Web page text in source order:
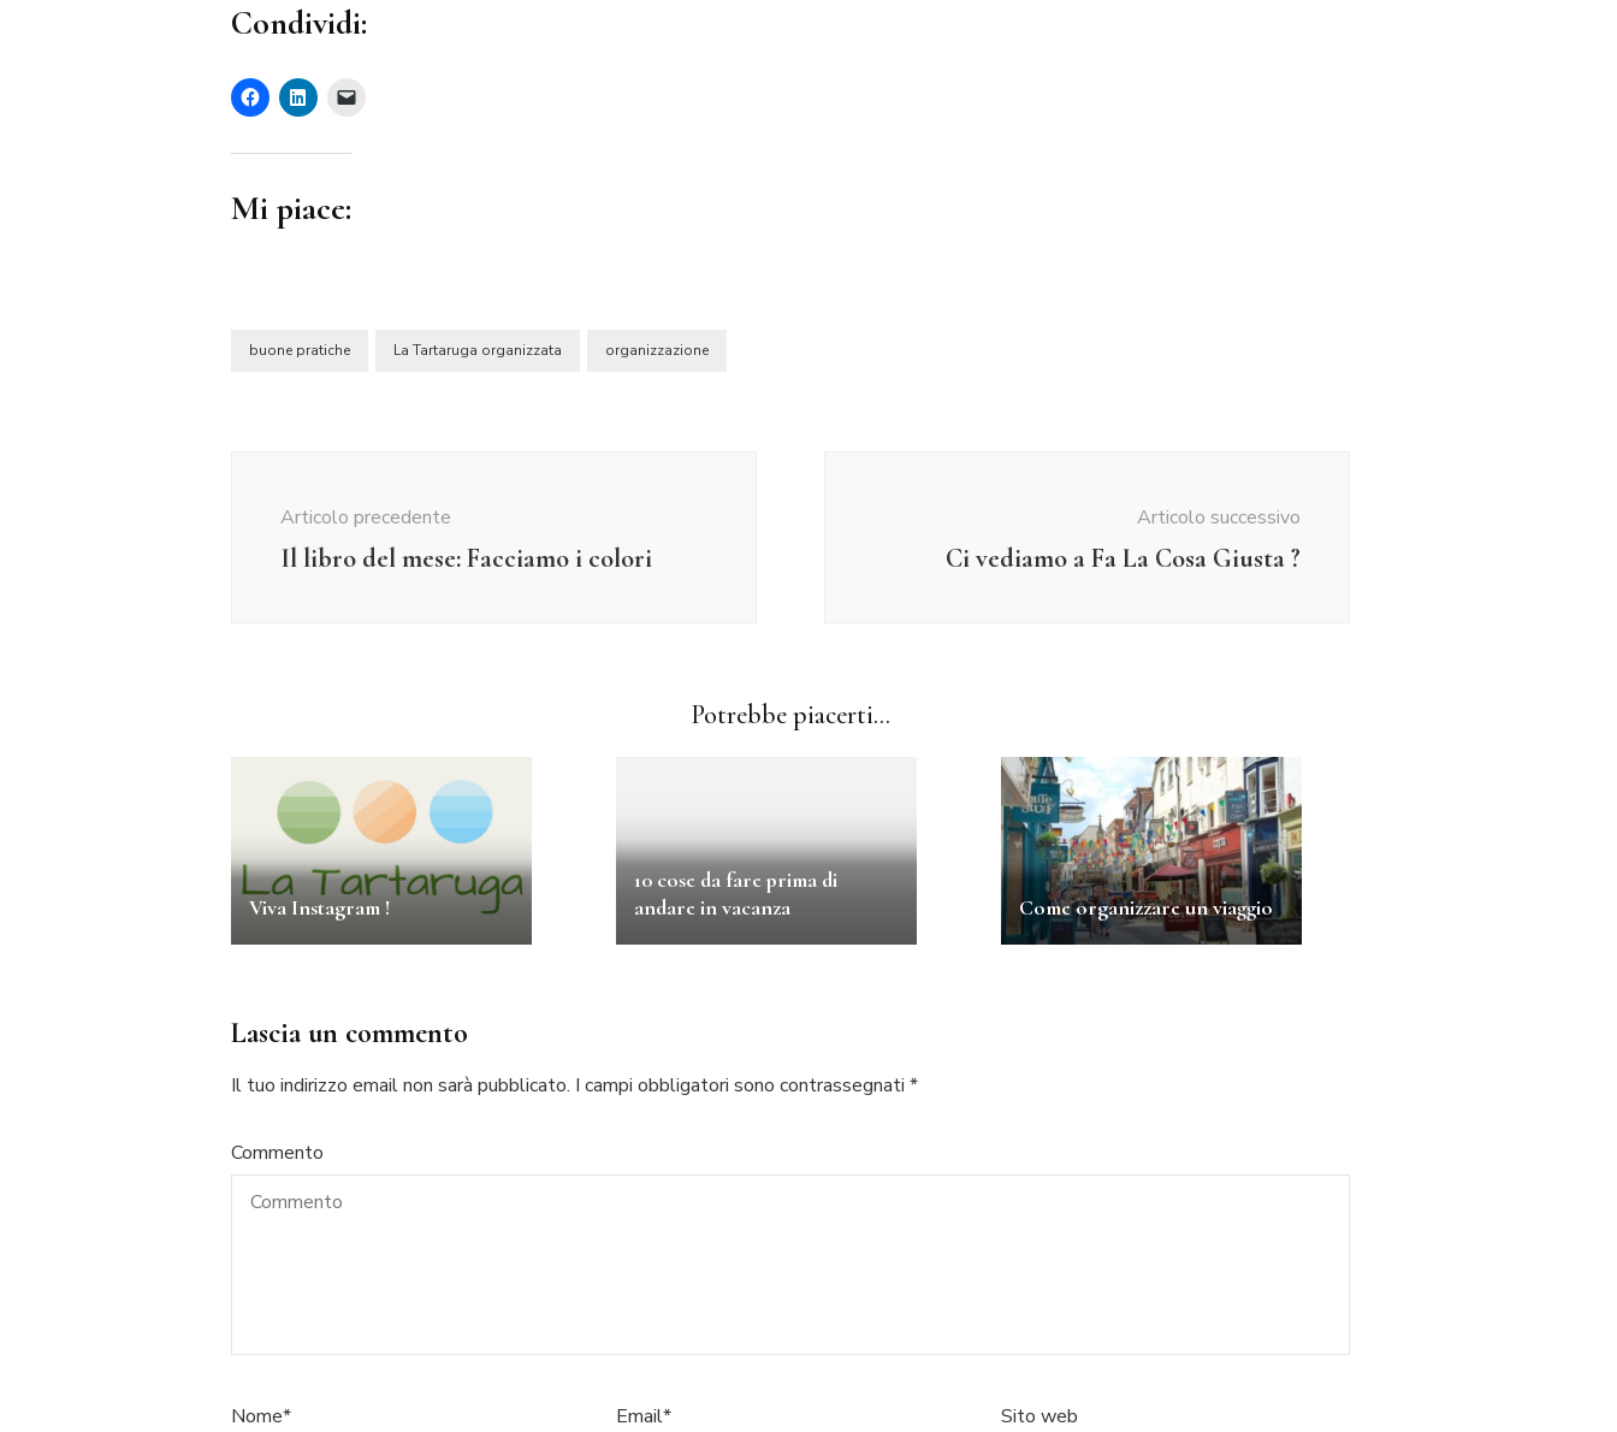
Condividi:
Mi piace:
buone pratiche La Tartaruga organizzata organizzazione
Articolo precedente
Il libro del mese: Facciamo i colori
Articolo successivo
Ci vediamo a Fa La Cosa Giusta ?
Potrebbe piacerti...
Viva Instagram !
10 cose da fare prima di
andare in vacanza
Come organizzare un viaggio
Lascia un commento
Il tuo indirizzo email non sarà pubblicato. I campi obbligatori sono contrassegnati *
Commento
Nome* Email* Sito web